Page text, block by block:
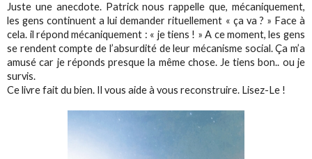
Juste une anecdote. Patrick nous rappelle que, mécaniquement,
les gens continuent a lui demander rituellement « ça va ? » Face à
cela. il répond mécaniquement : « je tiens ! » A ce moment, les gens
se rendent compte de l’absurdité de leur mécanisme social. Ça m’a
amusé car je réponds presque la même chose. Je tiens bon.. ou je
survis.
Ce livre fait du bien. Il vous aide à vous reconstruire. Lisez-Le !